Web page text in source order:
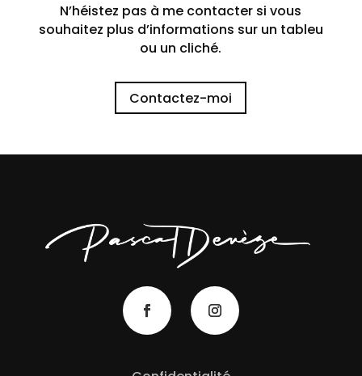
N’héistez pas à me contacter si vous
souhaitez plus d’informations sur un tableu
ou un cliché.
Contactez-moi